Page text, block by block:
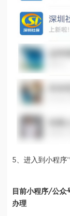
5、进入到小程序“
目前小程序/公众
办理